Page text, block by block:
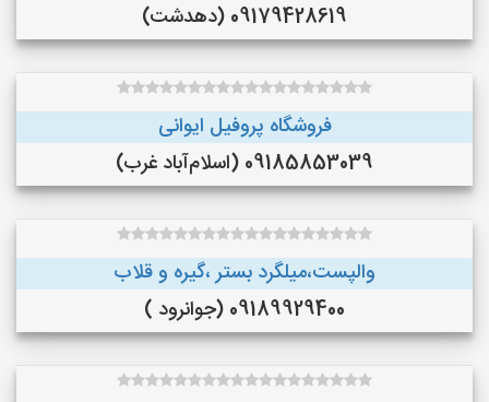
09179428619 (دهدشت)
فروشگاه پروفیل ایوانی
09185853039 (اسلام‌آباد غرب)
والپست،میلگرد بستر ،گیره و قلاب
09189929400 (جوانرود )